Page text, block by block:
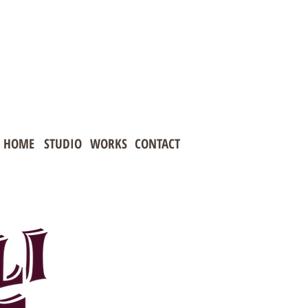
HOME STUDIO WORKS CONTACT